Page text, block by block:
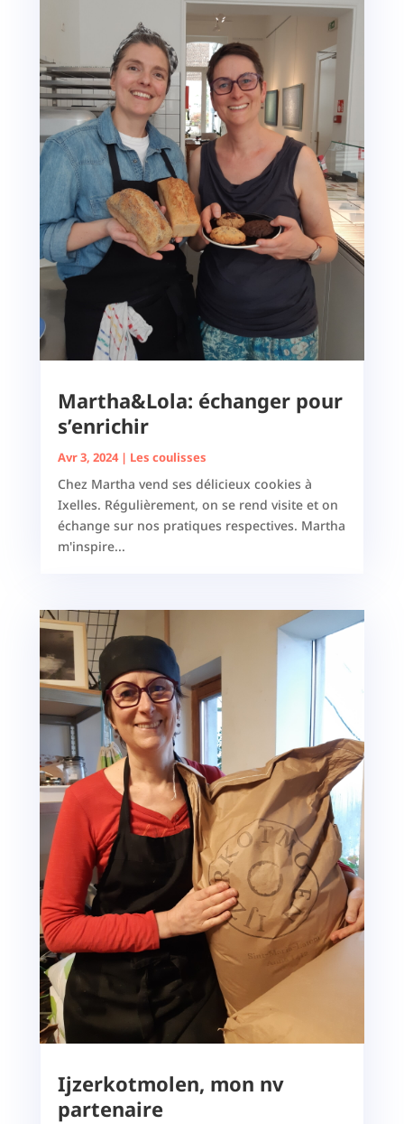
Martha&Lola: échanger pour
s’enrichir
Avr 3, 2024| Les coulisses
Chez Martha vend ses délicieux cookies à
Ixelles. Régulièrement, on se rend visite et on
échange sur nos pratiques respectives. Martha
m'inspire...
Ijzerkotmolen, mon nv
partenaire